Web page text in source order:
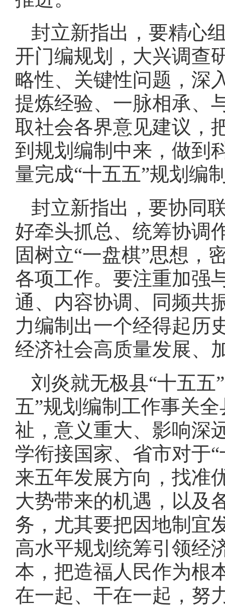
封立新指出，要精心
开门编规划，大兴调查
略性、关键性问题，深
提炼经验、一脉相承、
取社会各界意见建议，
到规划编制中来，做到
量完成“十五五”规划编
封立新指出，要协同
好牵头抓总、统筹协调
固树立“一盘棋”思想，
各项工作。要注重加强
通、内容协调、同频共
力编制出一个经得起历
经济社会高质量发展、
刘炎就无极县“十五五
五”规划编制工作事关
祉，意义重大、影响深
学衔接国家、省市对于
来五年发展方向，找准
大势带来的机遇，以及
务，尤其要把因地制宜
高水平规划统筹引领经
本，把造福人民作为根
在一起、干在一起，努